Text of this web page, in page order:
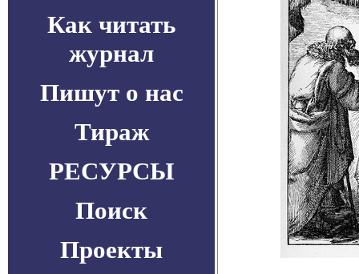
Как читать
журнал
Пишут о нас
Тираж
РЕСУРСЫ
Поиск
Проекты